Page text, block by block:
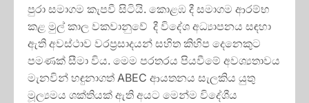
පුරා සමාගම කැපවී සිටියි. කොළඹ දී සමාගම ආරම්භ
කළ මුල් කාල වකවානුවේ දී විදේශ අධ්‍යාපනය සඳහා
ඇති අවස්ථාව වරප්‍රසාදයන් සහිත කිහිප දෙනෙකුට
පමණක් සීමා විය. මෙම පරතරය පියවීමේ අවශ්‍යතාවය
මැනවින් හඳුනාගත් ABEC ආයතනය සැලකිය යුතු
මූල්‍යමය ශක්තියක් ඇති අයට මෙන්ම විදේශීය